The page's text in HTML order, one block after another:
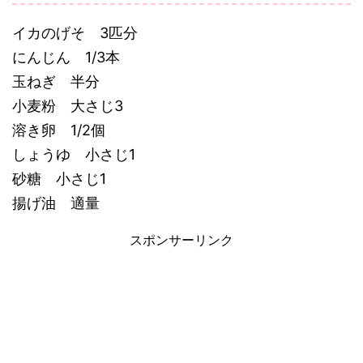
イカのげそ 3匹分
にんじん 1/3本
玉ねぎ 半分
小麦粉 大さじ3
溶き卵 1/2個
しょうゆ 小さじ1
砂糖 小さじ1
揚げ油 適量
スポンサーリンク